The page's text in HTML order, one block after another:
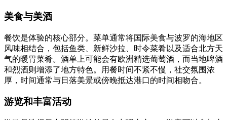
美食与美酒
餐饮是体验的核心部分。菜单通常将国际美食与波罗的海地区
风味相结合，包括鱼类、新鲜沙拉、时令菜肴以及适合北方天
气的暖胃菜肴。酒单上可能会有欧洲精选葡萄酒，而当地啤酒
和烈酒则增添了地方特色。用餐时间不紧不慢，社交氛围浓
厚，时间通常与日落美景或傍晚抵达港口的时间相吻合。
游览和丰富活动